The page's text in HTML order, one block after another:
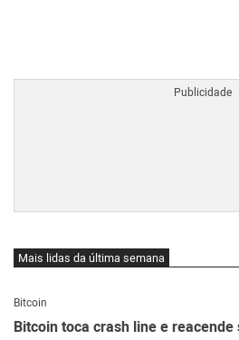
Mais lidas da última semana
Bitcoin
Bitcoin toca crash line e reacende